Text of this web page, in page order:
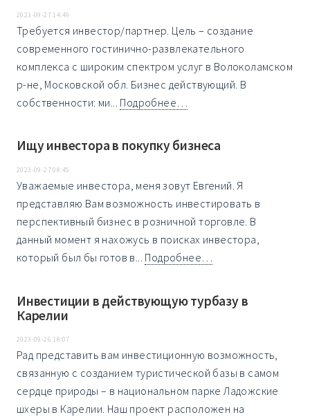
2023-09-27 14:49
Требуется инвестор/партнер. Цель – создание
современного гостинично-развлекательного
комплекса с широким спектром услуг в Волоколамском
р-не, Московской обл. Бизнес действующий. В
собственности: ми... Подробнее…
Ищу инвестора в покупку бизнеса
2023-09-27 08:45
Уважаемые инвестора, меня зовут Евгений. Я
представляю Вам возможность инвестировать в
перспективный бизнес в розничной торговле. В
данный момент я нахожусь в поисках инвестора,
который был бы готов в... Подробнее…
Инвестиции в действующую турбазу в
Карелии
2023-09-26 18:07
Рад представить вам инвестиционную возможность,
связанную с созданием туристической базы в самом
сердце природы – в национальном парке Ладожские
шхеры в Карелии. Наш проект расположен на